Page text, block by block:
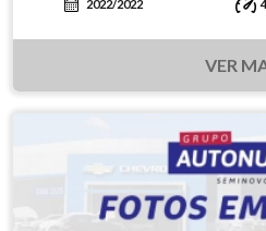
2022/2022
VER